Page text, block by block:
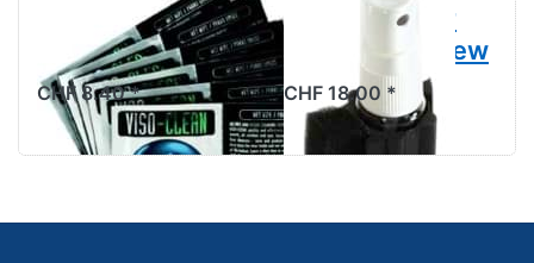
Motorex Viso-
Clean (6 Stück)
CHF 8.40 *
Visierreiniger
Bike-it Freeview
CHF 18.00 *